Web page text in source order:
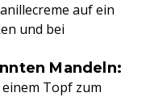
auf ein
und bei
Mandeln:
einem Topf zum